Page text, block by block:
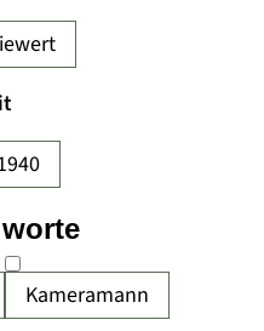
Kameramann